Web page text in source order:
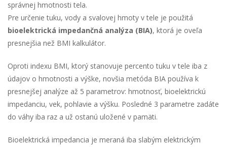
správnej hmotnosti tela.
Pre určenie tuku, vody a svalovej hmoty v tele je použitá
bioelektrická impedančná analýza (BIA), ktorá je oveľa
presnejšia než BMI kalkulátor.
Oproti indexu BMI, ktorý stanovuje percento tuku v tele iba z
údajov o hmotnosti a výške, novšia metóda BIA používa k
presnejšej analýze až 5 parametrov: hmotnosť, bioelektrickú
impedanciu, vek, pohlavie a výšku. Posledné 3 parametre zadáte
do váhy iba raz a už ostanú uložené v pamäti.
Bioelektrická impedancia je meraná iba slabým elektrickým